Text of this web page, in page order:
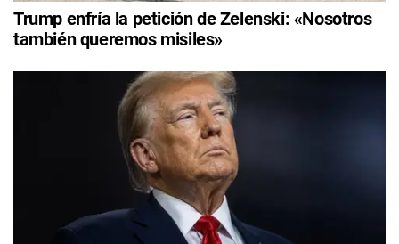
Trump enfría la petición de Zelenski: «Nosotros
también queremos misiles»